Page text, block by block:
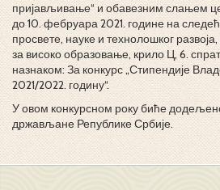
пријављивање“ и обавезним слањем
до 10. фебруара 2021. године на
просвете, науке и технолошког
за високо образовање, крило Ц, 6.
назнаком: За конкурс „Стипендије
2021/2022. годину“.
У овом конкурсном року биће
држављане Републике Србије.